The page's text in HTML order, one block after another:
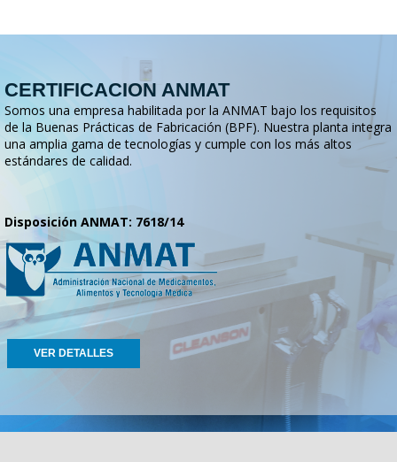
CERTIFICACION ANMAT
Somos una empresa habilitada por la ANMAT bajo los requisitos
de la Buenas Prácticas de Fabricación (BPF). Nuestra planta integra
una amplia gama de tecnologías y cumple con los más altos
estándares de calidad.
Disposición ANMAT: 7618/14
VER DETALLES